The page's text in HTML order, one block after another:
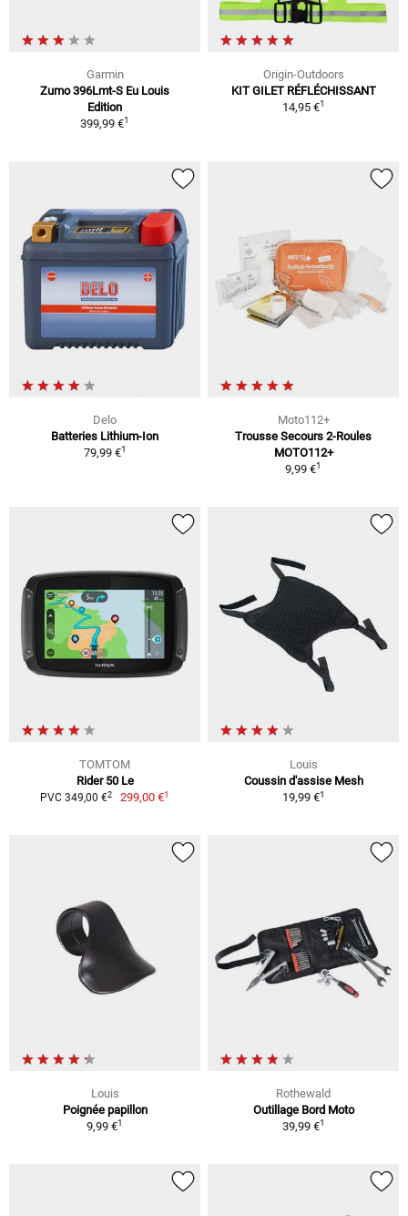
Garmin
Zumo 396Lmt-S Eu Louis
Edition
399,99 €1
Origin-Outdoors
KIT GILET RÉFLÉCHISSANT
14,95 €1
Delo
Batteries Lithium-Ion
79,99 €1
Moto112+
Trousse Secours 2-Roules
MOTO112+
9,99 €1
TOMTOM
Rider 50 Le
PVC 349,00 €2 299,00 €1
Louis
Coussin d'assise Mesh
19,99 €1
Louis
Poignée papillon
9,99 €1
Rothewald
Outillage Bord Moto
39,99 €1